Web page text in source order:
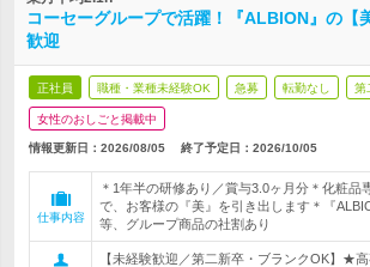
コーセーグループで活躍！『ALBION』の
歓迎
正社員 職種・業種未経験OK 急募 転勤なし 第
女性のおしごと掲載中
情報更新日：2026/08/05 終了予定日： 2026/10/05
仕事内容
＊1年半の研修あり／賞与3.0ヶ月分＊化粧品
で、お客様の『美』を引き出します＊『
等、グループ商品の社割あり
【未経験歓迎／第二新卒・ブランクOK】★